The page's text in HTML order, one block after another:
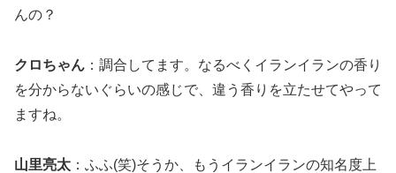
んの？
クロちゃん ：調合してます。なるべくイランイランの香り
を分からないぐらいの感じで、違う香りを立たせてやって
ますね。
山里亮太 ：ふふ(笑)そうか、もうイランイランの知名度上